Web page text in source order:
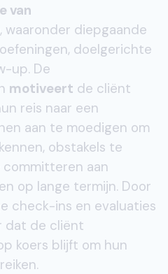
van
, waaronder diepgaande
doelgerichte
up. De
motiveert de cliënt
reis naar een
aan te moedigen om
obstakels te
aan
op lange termijn. Door
check-ins en evaluaties
dat de cliënt
koers blijft om hun